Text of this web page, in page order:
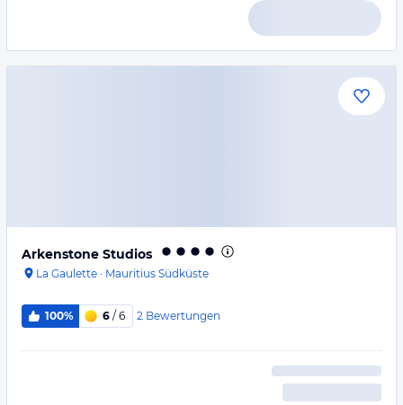
Arkenstone Studios
La Gaulette · Mauritius Südküste
100% 6 / 6 2 Bewertungen